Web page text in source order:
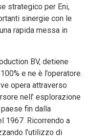
strategico per Eni,
sinergie con le
rapida messa in
BV, detiene
e ne è l’operatore.
opera attraverso
nell’ esplorazione
fin dalla
1967. Ricorrendo a
l’utilizzo di